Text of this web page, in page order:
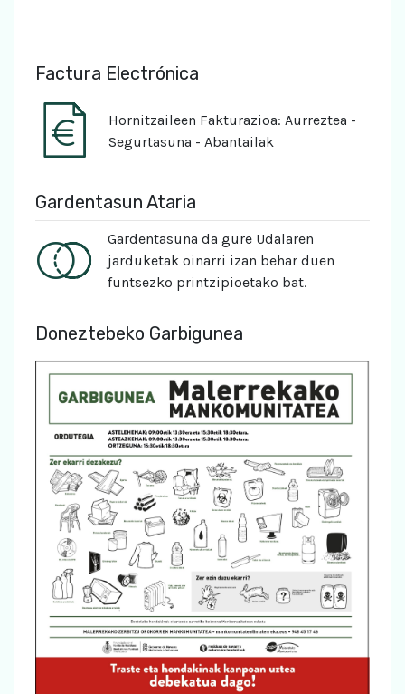
Factura Electrónica
Hornitzaileen Fakturazioa: Aurreztea -
Segurtasuna - Abantailak
Gardentasun Ataria
Gardentasuna da gure Udalaren
jarduketak oinarri izan behar duen
funtsezko printzipioetako bat.
Doneztebeko Garbigunea